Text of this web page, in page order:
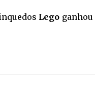
Lego ganhou